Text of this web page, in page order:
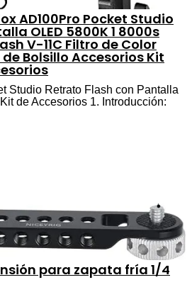
AD100Pro Pocket Studio
OLED 5800K 1 8000s
V-11C Filtro de Color
de Bolsillo Accesorios Kit
Studio Retrato Flash con Pantalla
de Accesorios 1. Introducción:
para zapata fría 1/4